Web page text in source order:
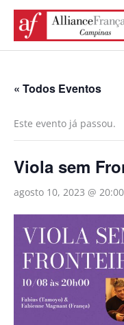
para
« Todos Eventos
Este evento já passou.
Viola sem
agosto 10, 2023 @ 20:00